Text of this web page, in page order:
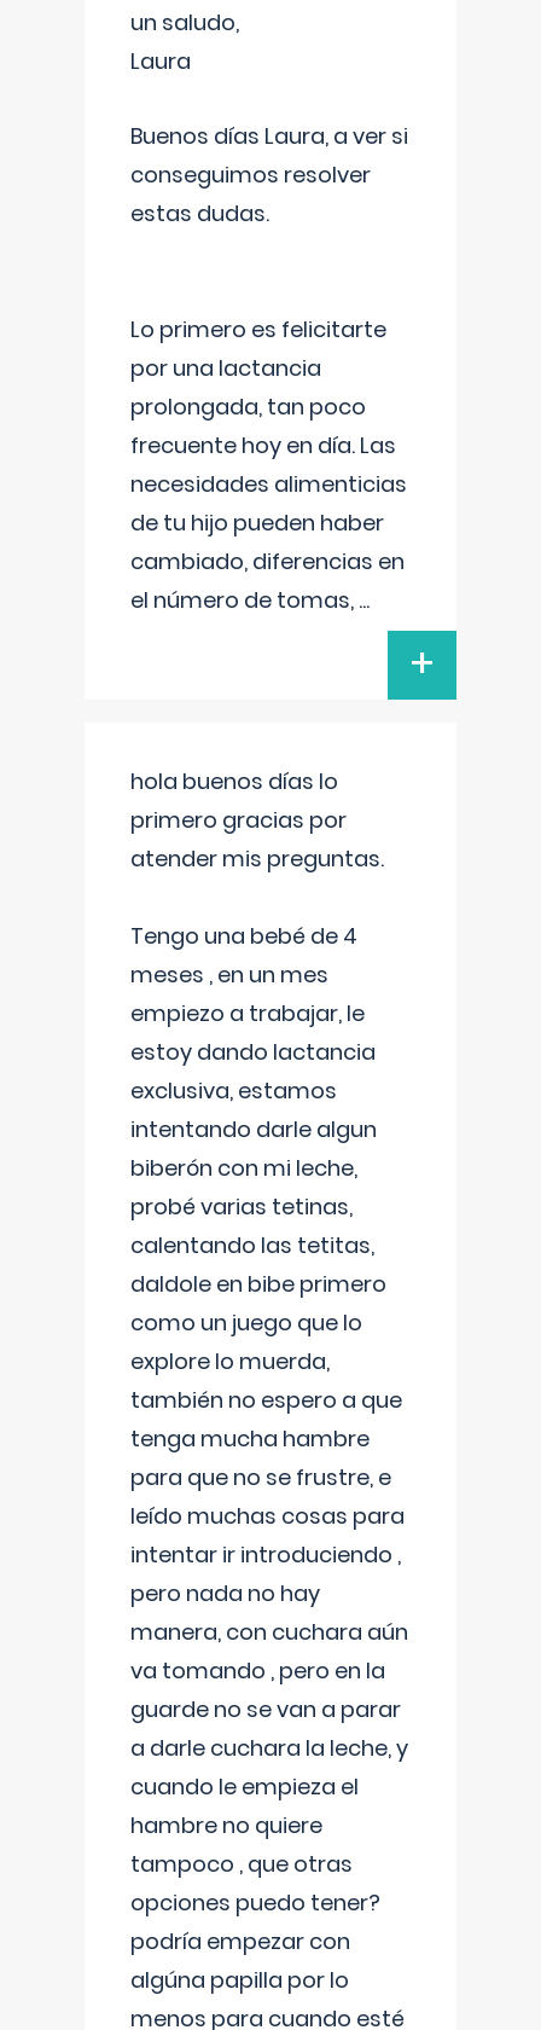
un saludo,
Laura
Buenos días Laura, a ver si
conseguimos resolver
estas dudas.
Lo primero es felicitarte
por una lactancia
prolongada, tan poco
frecuente hoy en día. Las
necesidades alimenticias
de tu hijo pueden haber
cambiado, diferencias en
el número de tomas, ...
+
hola buenos días lo
primero gracias por
atender mis preguntas.
Tengo una bebé de 4
meses , en un mes
empiezo a trabajar, le
estoy dando lactancia
exclusiva, estamos
intentando darle algun
biberón con mi leche,
probé varias tetinas,
calentando las tetitas,
daldole en bibe primero
como un juego que lo
explore lo muerda,
también no espero a que
tenga mucha hambre
para que no se frustre, e
leído muchas cosas para
intentar ir introduciendo ,
pero nada no hay
manera, con cuchara aún
va tomando , pero en la
guarde no se van a parar
a darle cuchara la leche, y
cuando le empieza el
hambre no quiere
tampoco , que otras
opciones puedo tener?
podría empezar con
algúna papilla por lo
menos para cuando esté